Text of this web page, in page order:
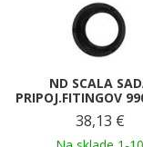
ND SCALA
PRIPOJ.FITINGOV
38,13 €